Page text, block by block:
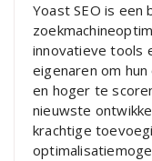
Yoast SEO is een
innovatieve tools
eigenaren om
en hoger te
nieuwste
krachtige